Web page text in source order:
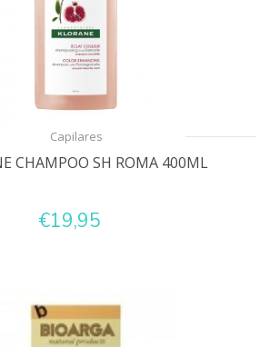
Capilares
CHAMPOO SH ROMA 400ML
€19,95